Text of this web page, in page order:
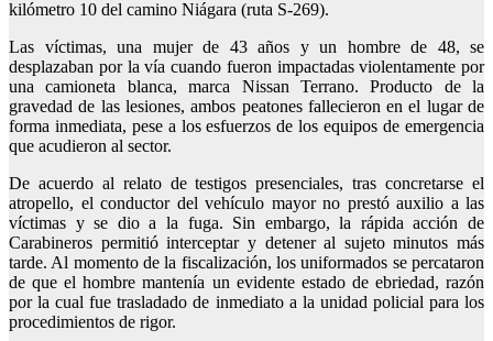
kilómetro 10 del camino Niágara (ruta S-269).
Las víctimas, una mujer de 43 años y un hombre de 48, se
desplazaban por la vía cuando fueron impactadas violentamente por
una camioneta blanca, marca Nissan Terrano. Producto de la
gravedad de las lesiones, ambos peatones fallecieron en el lugar de
forma inmediata, pese a los esfuerzos de los equipos de emergencia
que acudieron al sector.
De acuerdo al relato de testigos presenciales, tras concretarse el
atropello, el conductor del vehículo mayor no prestó auxilio a las
víctimas y se dio a la fuga. Sin embargo, la rápida acción de
Carabineros permitió interceptar y detener al sujeto minutos más
tarde. Al momento de la fiscalización, los uniformados se percataron
de que el hombre mantenía un evidente estado de ebriedad, razón
por la cual fue trasladado de inmediato a la unidad policial para los
procedimientos de rigor.